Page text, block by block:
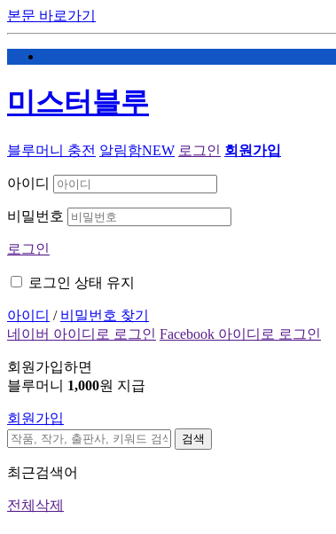
본문 바로가기
미스터블루
블루머니 충전 알림함NEW 로그인 회원가입
아이디
비밀번호
로그인
로그인 상태 유지
아이디 / 비밀번호 찾기
네이버 아이디로 로그인 Facebook 아이디로 로그인
회원가입하면
블루머니 1,000원 지급
회원가입
검색
최근검색어
전체삭제